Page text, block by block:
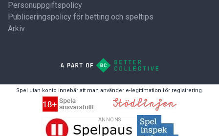
ANNONS
Personuppgiftspolicy
Publiceringspolicy för betting och speltips
Arkiv
Spel utan konto innebär att man använder e-legitimation för registrering.